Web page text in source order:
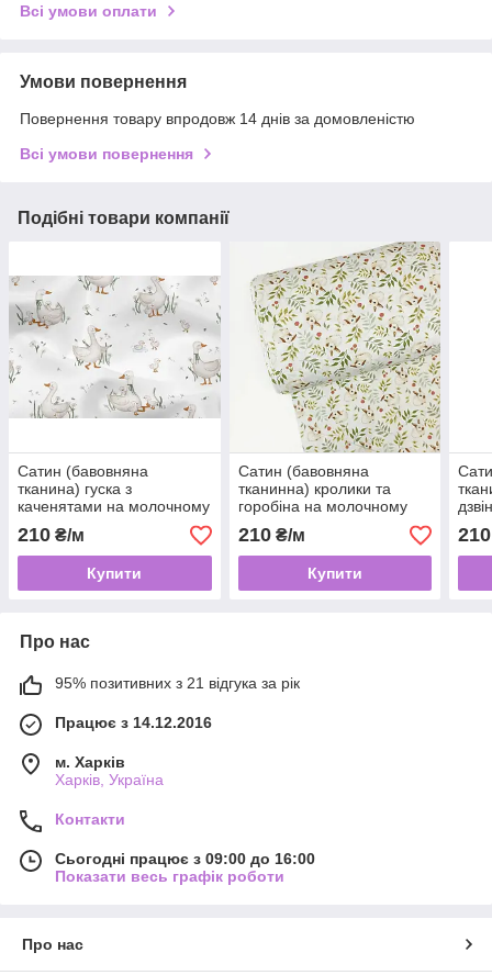
Всі умови оплати
Умови повернення
Повернення товару впродовж 14 днів за домовленістю
Всі умови повернення
Подібні товари компанії
Сатин (бавовняна
тканина) гуска з
каченятами на молочному
(ширина 160см, 120г/м2)
210 ₴/м
Купити
Сатин (бавовняна
тканинна) кролики та
горобіна на молочному
(ширина 160 см, 120 г/м2)
210₴/м
Купити
210
Про нас
95% позитивних з 21 відгука за рік
Працює з 14.12.2016
м. Харків
Харків, Україна
Контакти
Сьогодні працює з 09:00 до 16:00
Показати весь графік роботи
Про нас